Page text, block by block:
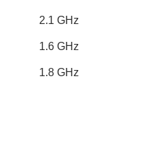
2.1 GHz
1.6 GHz
1.8 GHz